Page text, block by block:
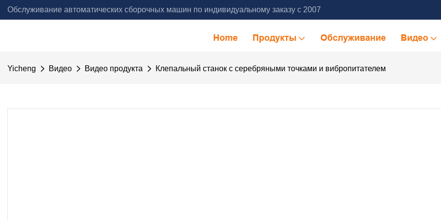
Обслуживание автоматических сборочных машин по индивидуальному заказу с 2007
Home Продукты Обслуживание Видео
Yicheng Видео Видео продукта Клепальный станок с серебряными точками и вибропитателем